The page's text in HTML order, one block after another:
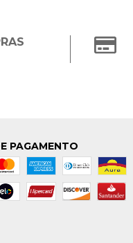
PAGAMENTO